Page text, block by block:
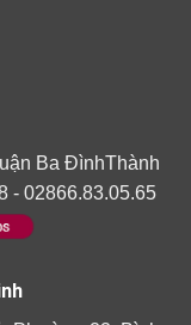
Ba ĐìnhThành
- 02866.83.05.65